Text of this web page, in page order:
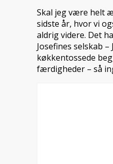
Skal jeg være helt
sidste år, hvor vi
aldrig videre. Det
Josefines selskab
køkkentossede
færdigheder – så